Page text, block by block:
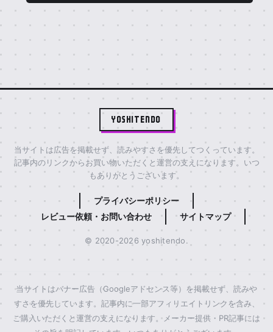
YOSHITENDO
当サイトは広告を掲載せず、読みやすさを優先してつくっています。
記事内のリンクからお買い物いただくと運営の支えになります。いつ
もありがとうございます。
プライバシーポリシー
レビュー依頼・お問い合わせ
サイトマップ
© 2020-2026 yoshitendo.
当サイトはバナー広告（Googleアドセンス等）を掲載せず、読みや
すさを優先しています。記事内に一部アフィリエイトリンクを含み、
ご購入いただくと運営の支えになります。メーカー提供・PR記事には